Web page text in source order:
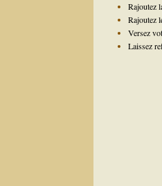
Rajoutez
Rajoutez
Versez
Laissez